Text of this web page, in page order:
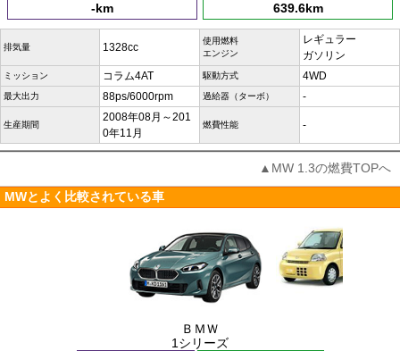
-km 639.6km
排気量 1328cc
使用燃料
エンジン
レギュラー
ガソリン
ミッション コラム4AT 駆動方式 4WD
最大出力 88ps/6000rpm 過給器（ターボ） -
生産期間
2008年08月～201
0年11月
燃費性能 -
▲MW 1.3の燃費TOPへ
MWとよく比較されている車
ＢＭＷ
1シリーズ